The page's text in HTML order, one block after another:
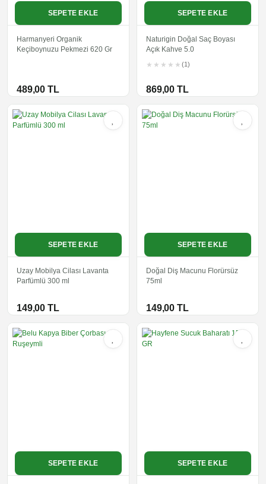
SEPETE EKLE
Harmanyeri Organik
Keçiboynuzu Pekmezi 620 Gr
489,00 TL
SEPETE EKLE
Naturigin Doğal Saç Boyası
Açık Kahve 5.0
869,00 TL
(1)
SEPETE EKLE
Uzay Mobilya Cilası Lavanta
Parfümlü 300 ml
149,00 TL
SEPETE EKLE
Doğal Diş Macunu Florürsüz
75ml
149,00 TL
SEPETE EKLE SEPETE EKLE